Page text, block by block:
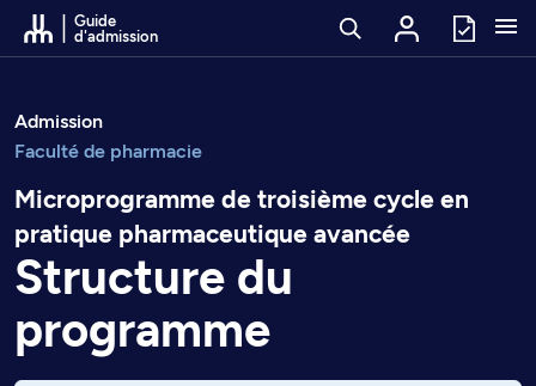
Passer au contenu
Guide
d'admission
Admission
Faculté de pharmacie
Microprogramme de troisième cycle en
pratique pharmaceutique avancée
Structure du
programme